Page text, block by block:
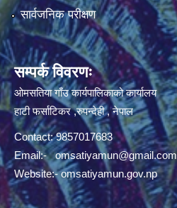
सार्वजनिक परीक्षण
सम्पर्क विवरणः
ओमसतिया गाँउ कार्यपालिकाको कार्यालय
हाटी फर्साटिकर ,रुपन्देही , नेपाल
Contact: 9857017683
Email:-omsatiyamun@gmail.com
Website:- omsatiyamun.gov.np